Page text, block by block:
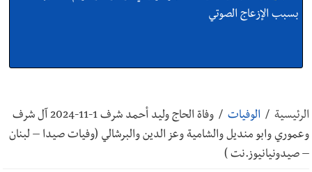
بسبب الإزعاج الصوتي
القدرات -صيدا
الرئيسية / الوفيات /
وفاة الحاج وليد أحمد شرف 1-11-2024 آل شرف
وعموري وابو منديل والشامية وعز الدين والبرشالي (وفيات صيدا – لبنان
– صيدونيانيوز.نت )